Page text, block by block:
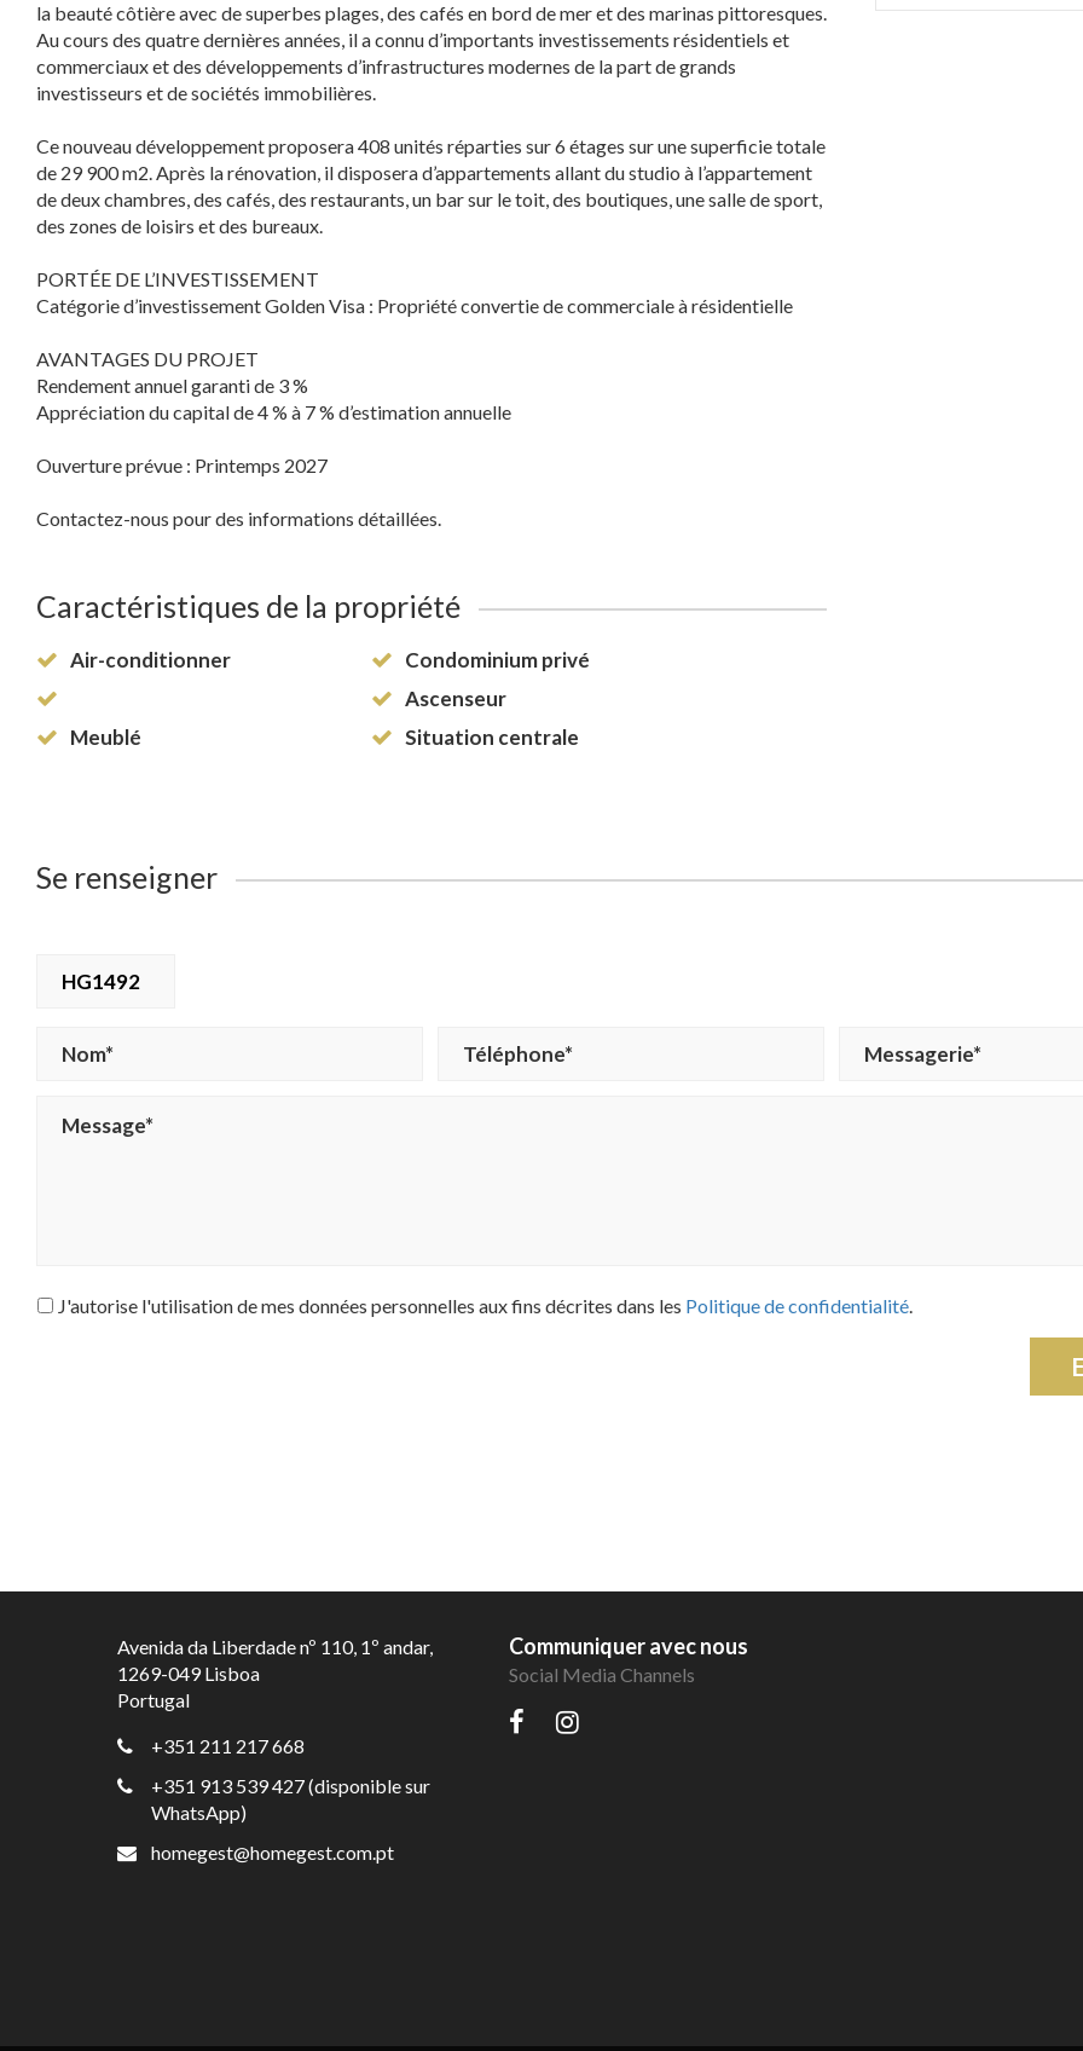
la beauté côtière avec de superbes plages, des cafés en bord de mer et des marinas pittoresques.
Au cours des quatre dernières années, il a connu d’importants investissements résidentiels et
commerciaux et des développements d’infrastructures modernes de la part de grands
investisseurs et de sociétés immobilières.
Ce nouveau développement proposera 408 unités réparties sur 6 étages sur une superficie totale
de 29 900 m2. Après la rénovation, il disposera d’appartements allant du studio à l’appartement
de deux chambres, des cafés, des restaurants, un bar sur le toit, des boutiques, une salle de sport,
des zones de loisirs et des bureaux.
PORTÉE DE L’INVESTISSEMENT
Catégorie d’investissement Golden Visa : Propriété convertie de commerciale à résidentielle
AVANTAGES DU PROJET
Rendement annuel garanti de 3 %
Appréciation du capital de 4 % à 7 % d’estimation annuelle
Ouverture prévue : Printemps 2027
Contactez-nous pour des informations détaillées.
Caractéristiques de la propriété
Air-conditionner
Meublé
Condominium privé
Ascenseur
Situation centrale
Se renseigner
HG1492
J'autorise l'utilisation de mes données personnelles aux fins décrites dans les Politique de confidentialité
Avenida da Liberdade nº 110, 1º andar,
1269-049 Lisboa
Portugal
+351 211 217 668
+351 913 539 427 (disponible sur
WhatsApp)
homegest@homegest.com.pt
Communiquer avec nous
Social Media Channels